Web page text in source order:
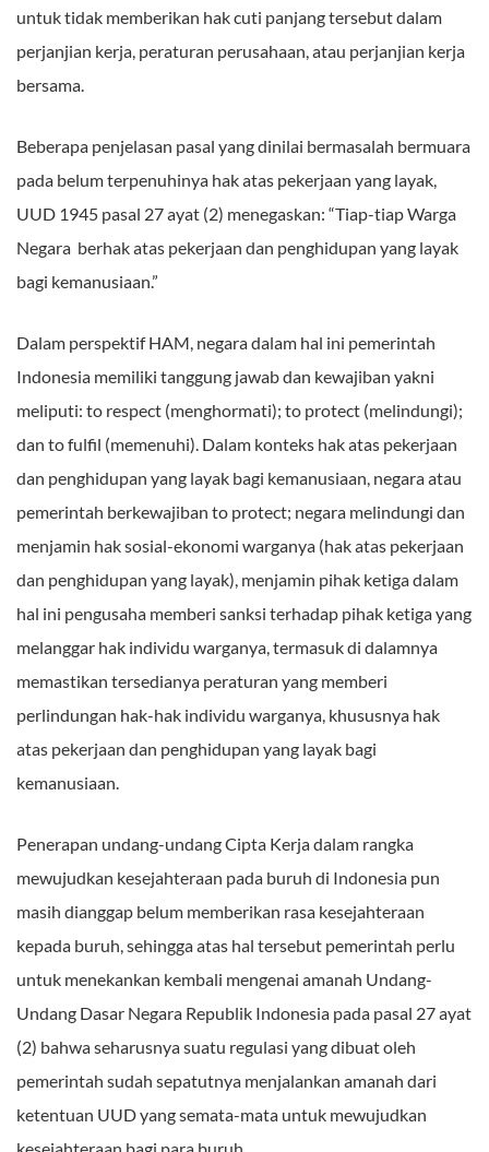
untuk tidak memberikan hak cuti panjang tersebut dalam
perjanjian kerja, peraturan perusahaan, atau perjanjian kerja
bersama.
Beberapa penjelasan pasal yang dinilai bermasalah bermuara
pada belum terpenuhinya hak atas pekerjaan yang layak,
UUD 1945 pasal 27 ayat (2) menegaskan: “Tiap-tiap Warga
Negara berhak atas pekerjaan dan penghidupan yang layak
bagi kemanusiaan.”
Dalam perspektif HAM, negara dalam hal ini pemerintah
Indonesia memiliki tanggung jawab dan kewajiban yakni
meliputi: to respect (menghormati); to protect (melindungi);
dan to fulfil (memenuhi). Dalam konteks hak atas pekerjaan
dan penghidupan yang layak bagi kemanusiaan, negara atau
pemerintah berkewajiban to protect; negara melindungi dan
menjamin hak sosial-ekonomi warganya (hak atas pekerjaan
dan penghidupan yang layak), menjamin pihak ketiga dalam
hal ini pengusaha memberi sanksi terhadap pihak ketiga yang
melanggar hak individu warganya, termasuk di dalamnya
memastikan tersedianya peraturan yang memberi
perlindungan hak-hak individu warganya, khususnya hak
atas pekerjaan dan penghidupan yang layak bagi
kemanusiaan.
Penerapan undang-undang Cipta Kerja dalam rangka
mewujudkan kesejahteraan pada buruh di Indonesia pun
masih dianggap belum memberikan rasa kesejahteraan
kepada buruh, sehingga atas hal tersebut pemerintah perlu
untuk menekankan kembali mengenai amanah Undang-
Undang Dasar Negara Republik Indonesia pada pasal 27 ayat
(2) bahwa seharusnya suatu regulasi yang dibuat oleh
pemerintah sudah sepatutnya menjalankan amanah dari
ketentuan UUD yang semata-mata untuk mewujudkan
kesejahteraan bagi para buruh.